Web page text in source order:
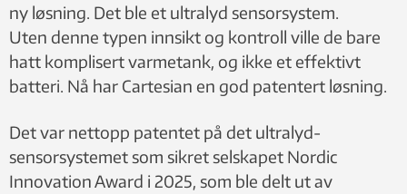
ny løsning. Det ble et ultralyd sensorsystem.
Uten denne typen innsikt og kontroll ville de bare
hatt komplisert varmetank, og ikke et effektivt
batteri. Nå har Cartesian en god patentert løsning.
Det var nettopp patentet på det ultralyd-
sensorsystemet som sikret selskapet Nordic
Innovation Award i 2025, som ble delt ut av